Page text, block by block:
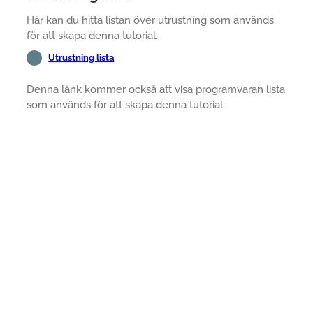
Här kan du hitta listan över utrustning som används
för att skapa denna tutorial.
Utrustning lista
Denna länk kommer också att visa programvaran lista
som används för att skapa denna tutorial.